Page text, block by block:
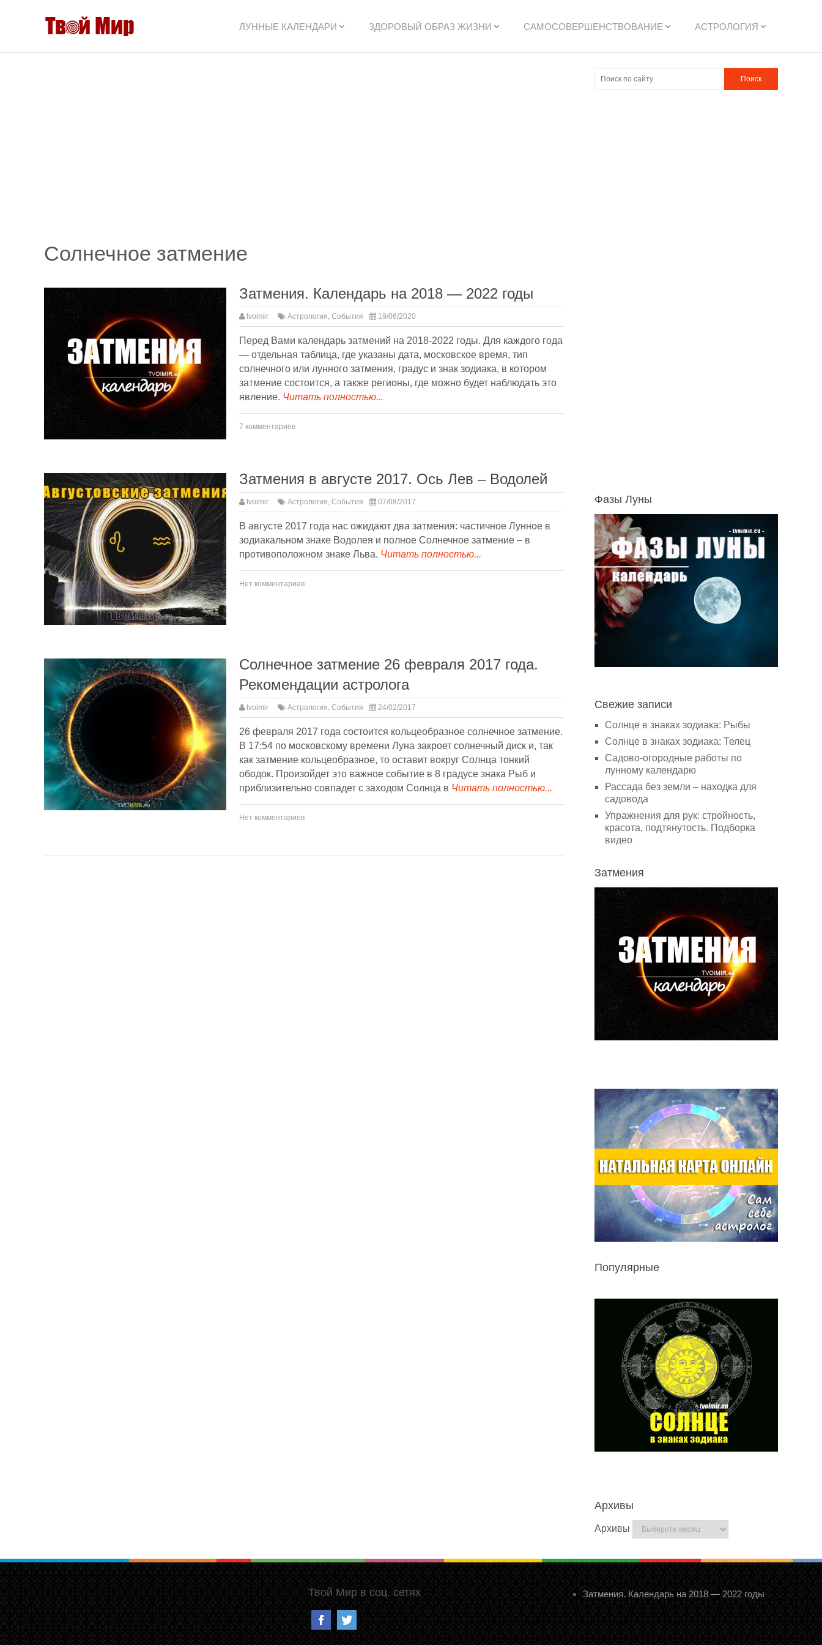
ЛУННЫЕ КАЛЕНДАРИ ЗДОРОВЫЙ ОБРАЗ ЖИЗНИ САМОСОВЕРШЕНСТВОВАНИЕ АСТРОЛОГИЯ
Солнечное затмение
Затмения. Календарь на 2018 — 2022 годы
tvoimir Астрология, События 19/06/2020
Перед Вами календарь затмений на 2018-2022 годы. Для каждого года
— отдельная таблица, где указаны дата, московское время, тип
солнечного или лунного затмения, градус и знак зодиака, в котором
затмение состоится, а также регионы, где можно будет наблюдать это
явление. Читать полностью...
7 комментариев
Затмения в августе 2017. Ось Лев – Водолей
tvoimir Астрология, События 07/08/2017
В августе 2017 года нас ожидают два затмения: частичное Лунное в
зодиакальном знаке Водолея и полное Солнечное затмение – в
противоположном знаке Льва. Читать полностью...
Нет комментариев
Солнечное затмение 26 февраля 2017 года.
Рекомендации астролога
tvoimir Астрология, События 24/02/2017
26 февраля 2017 года состоится кольцеобразное солнечное затмение.
В 17:54 по московскому времени Луна закроет солнечный диск и, так
как затмение кольцеобразное, то оставит вокруг Солнца тонкий
ободок. Произойдет это важное событие в 8 градусе знака Рыб и
приблизительно совпадет с заходом Солнца в Читать полностью...
Нет комментариев
Фазы Луны
Свежие записи
Солнце в знаках зодиака: Рыбы
Солнце в знаках зодиака: Телец
Садово-огородные работы по
лунному календарю
Рассада без земли – находка для
садовода
Упражнения для рук: стройность,
красота, подтянутость. Подборка
видео
Затмения
Популярные
Архивы
Архивы
Твой Мир в соц. сетях Затмения. Календарь на 2018 — 2022 годы